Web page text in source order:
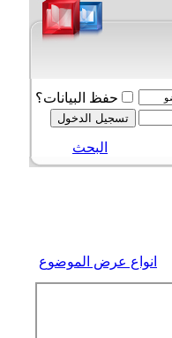
حفظ البيانات؟
البحث
انواع عرض الموضوع